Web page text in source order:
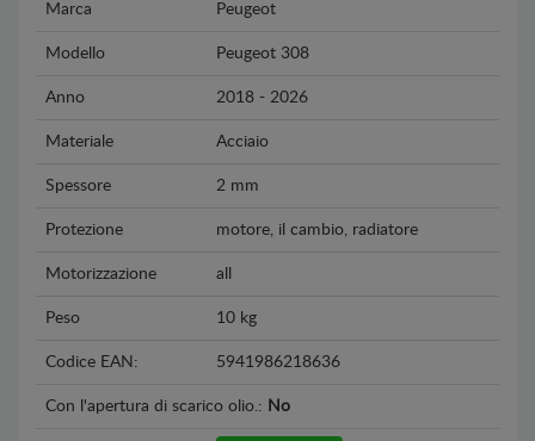
Marca Peugeot
Modello Peugeot 308
Anno 2018 - 2026
Materiale Acciaio
Spessore 2 mm
Protezione motore, il cambio, radiatore
Motorizzazione all
Peso 10 kg
Codice EAN: 5941986218636
Con l'apertura di scarico olio.: No